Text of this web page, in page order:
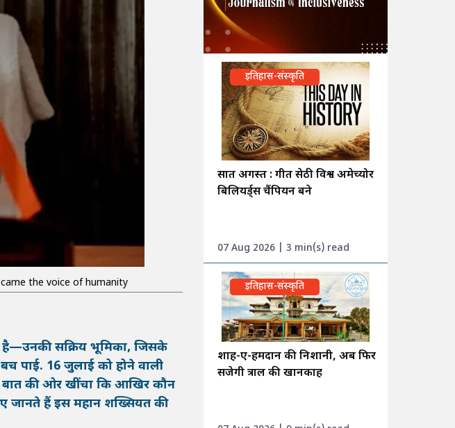
the voice of humanity
है—उनकी सक्रिय भूमिका, जिसके
पाई. 16 जुलाई को होने वाली
बात की ओर खींचा कि आखिर कौन
जानते हैं इस महान शख्सियत की
इतिहास-संस्कृति
सात अगस्त : गीत सेठी विश्व अमेच्योर
बिलियर्ड्स चैंपियन बने
07 Aug 2026 | 3 min(s) read
इतिहास-संस्कृति
शाह-ए-हमदान की निशानी, अब फिर
सजेगी त्राल की खानकाह